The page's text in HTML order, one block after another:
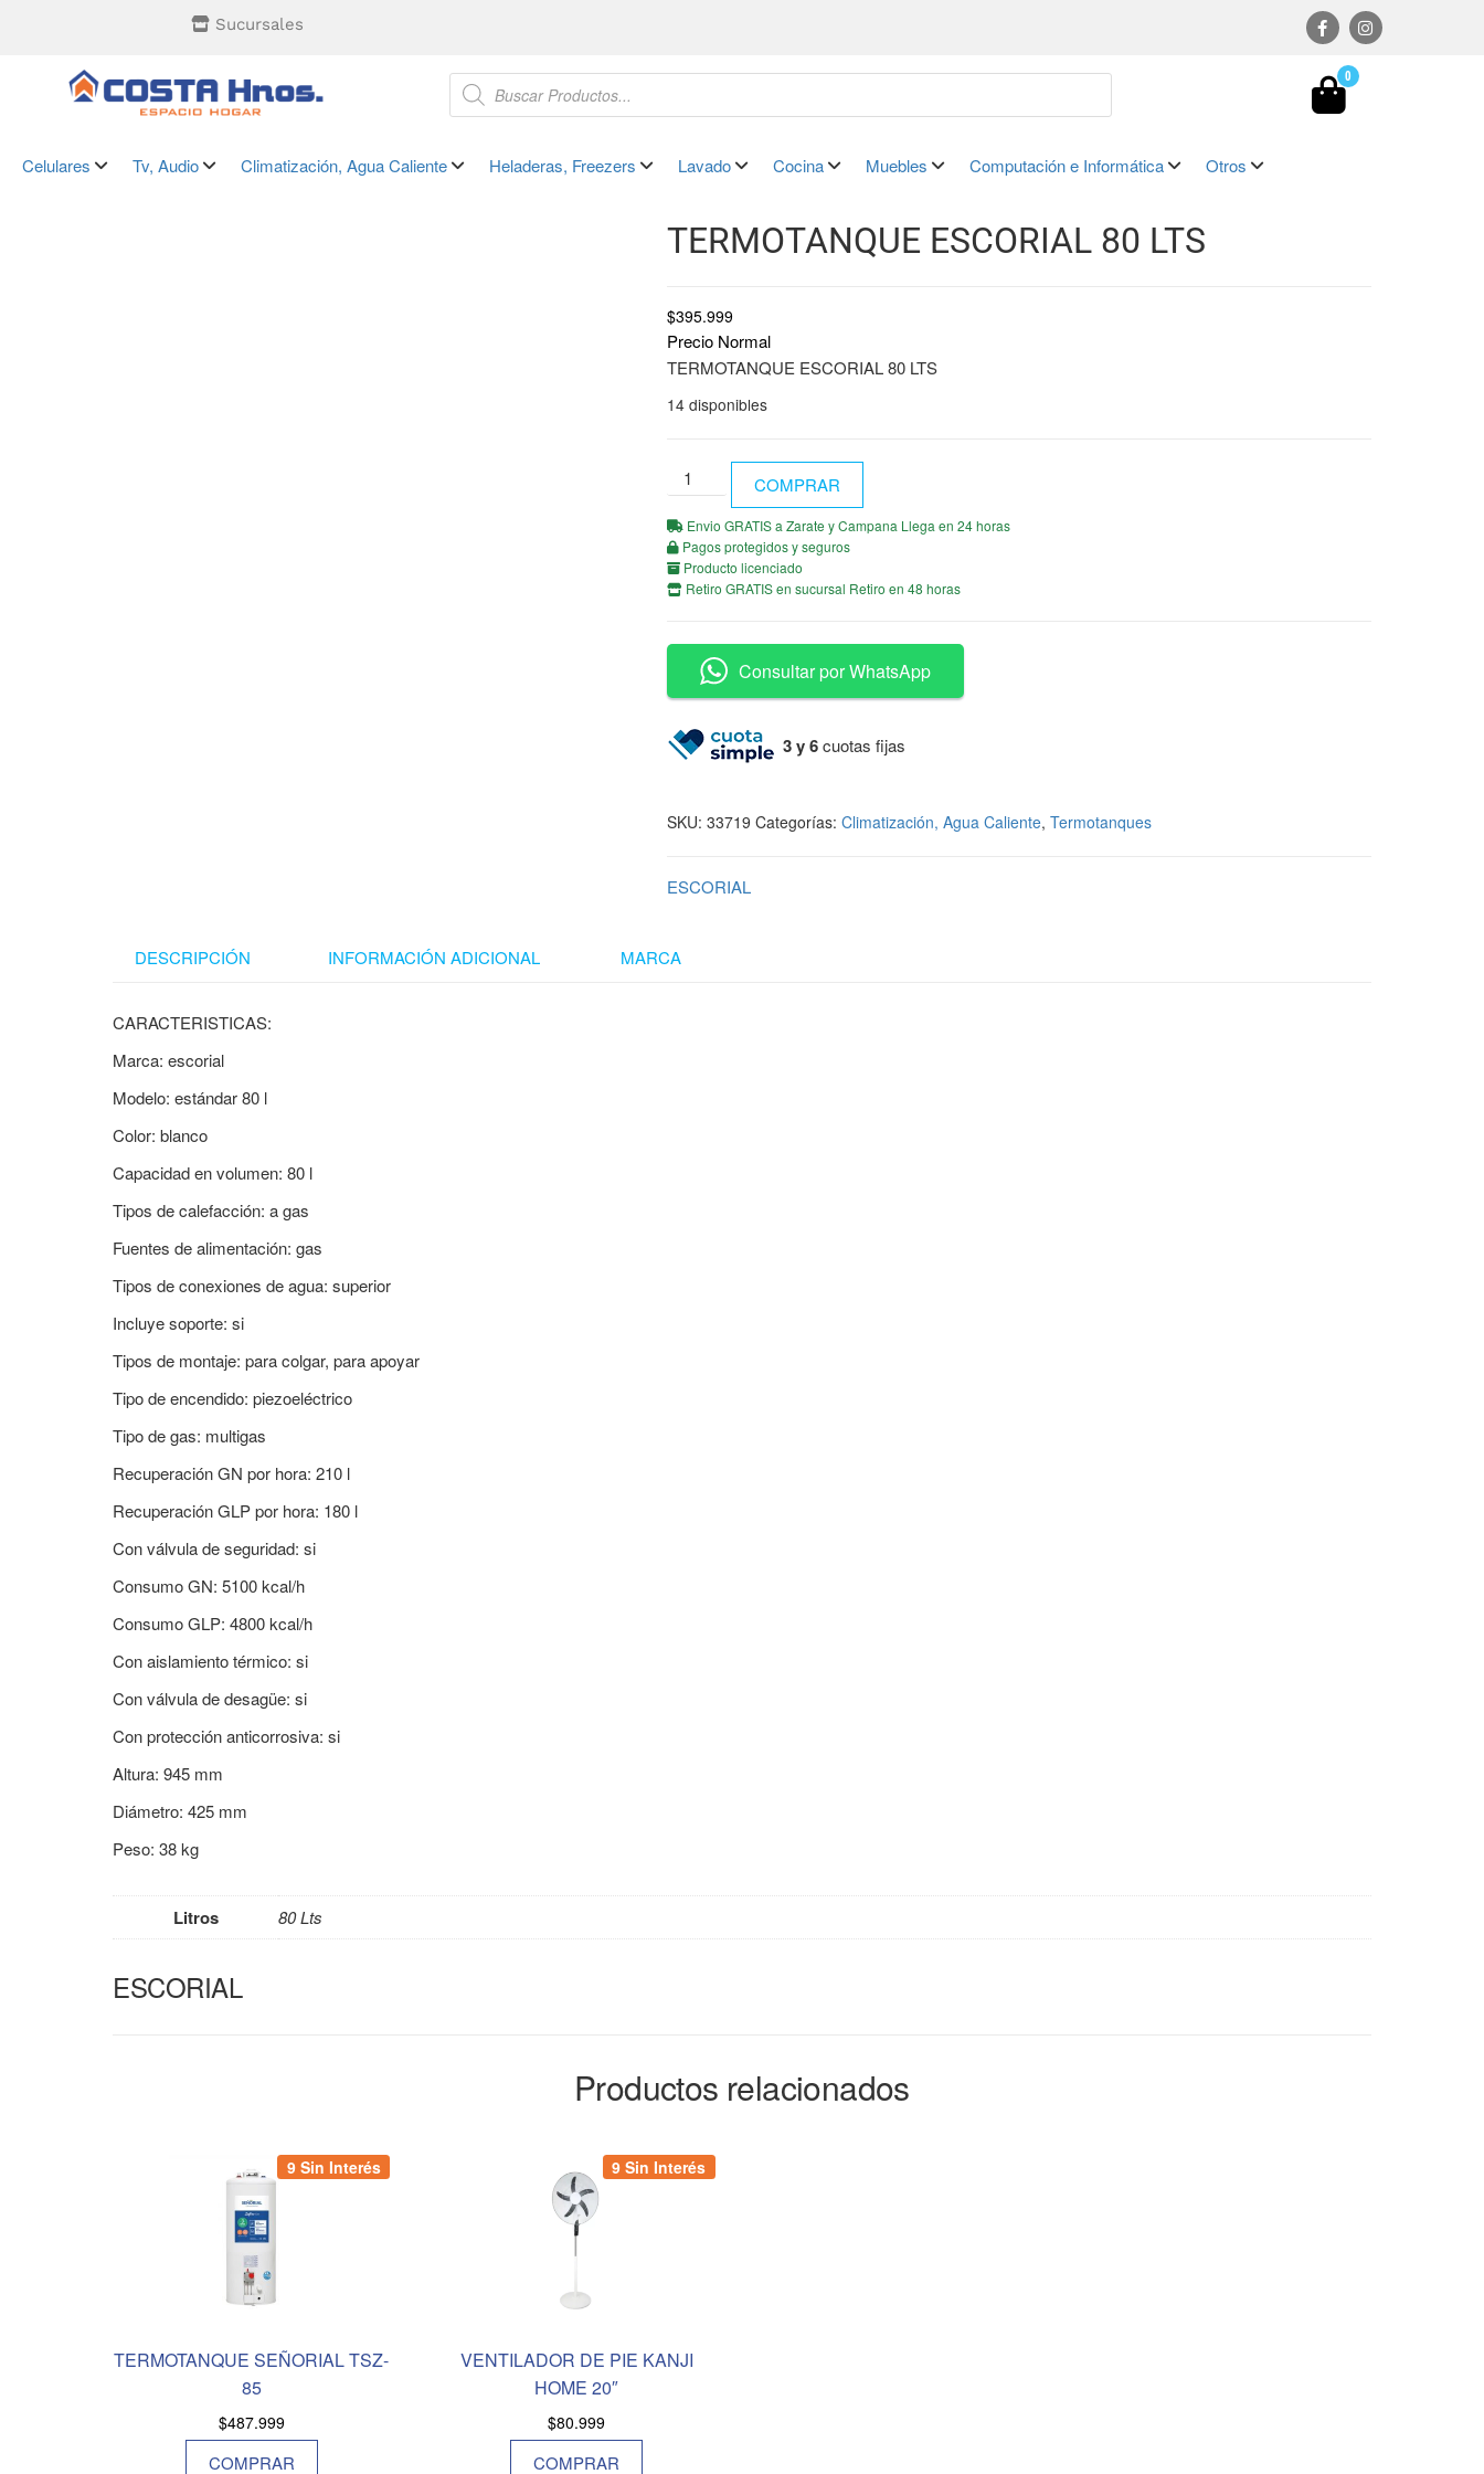
Sucursales
0
Celulares Tv, Audio Climatización, Agua Caliente Heladeras, Freezers Lavado Cocina Muebles Computación e Informática Otros
TERMOTANQUE ESCORIAL 80 LTS
$395.999
Precio Normal
TERMOTANQUE ESCORIAL 80 LTS
14 disponibles
COMPRAR
Envio GRATIS a Zarate y Campana Llega en 24 horas
Pagos protegidos y seguros
Producto licenciado
Retiro GRATIS en sucursal Retiro en 48 horas
Consultar por WhatsApp
3 y 6cuotas fijas
SKU: 33719 Categorías: Climatización, Agua Caliente, Termotanques
ESCORIAL
DESCRIPCIÓN INFORMACIÓN ADICIONAL MARCA
CARACTERISTICAS:
Marca: escorial
Modelo: estándar 80 l
Color: blanco
Capacidad en volumen: 80 l
Tipos de calefacción: a gas
Fuentes de alimentación: gas
Tipos de conexiones de agua: superior
Incluye soporte: si
Tipos de montaje: para colgar, para apoyar
Tipo de encendido: piezoeléctrico
Tipo de gas: multigas
Recuperación GN por hora: 210 l
Recuperación GLP por hora: 180 l
Con válvula de seguridad: si
Consumo GN: 5100 kcal/h
Consumo GLP: 4800 kcal/h
Con aislamiento térmico: si
Con válvula de desagüe: si
Con protección anticorrosiva: si
Altura: 945 mm
Diámetro: 425 mm
Peso: 38 kg
Litros 80 Lts
ESCORIAL
Productos relacionados
9 Sin Interés
TERMOTANQUE SEÑORIAL TSZ-
85
$487.999
COMPRAR
9 Sin Interés
VENTILADOR DE PIE KANJI
HOME 20″
$80.999
COMPRAR